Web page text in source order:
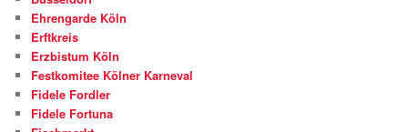
Ehrengarde Köln
Erftkreis
Erzbistum Köln
Festkomitee Kölner Karneval
Fidele Fordler
Fidele Fortuna